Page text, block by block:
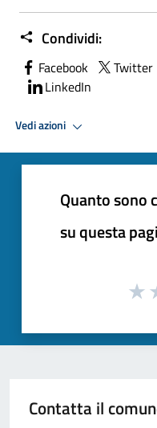
Condividi:
Facebook Twitter
LinkedIn
Vedi azioni
Quanto sono
su questa
Contatta il